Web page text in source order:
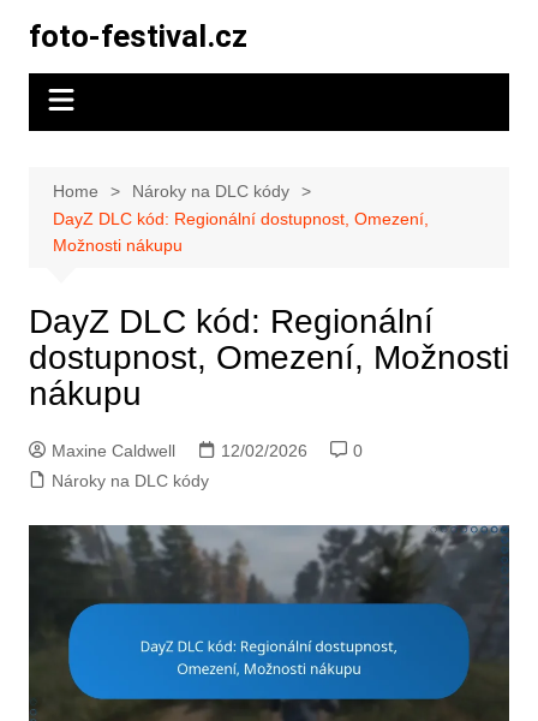
content
foto-festival.cz
Home
Nároky na DLC kódy
DayZ DLC kód: Regionální dostupnost, Omezení,
Možnosti nákupu
DayZ DLC kód: Regionální
dostupnost, Omezení, Možnosti
nákupu
Maxine Caldwell 12/02/2026
0
Nároky na DLC kódy